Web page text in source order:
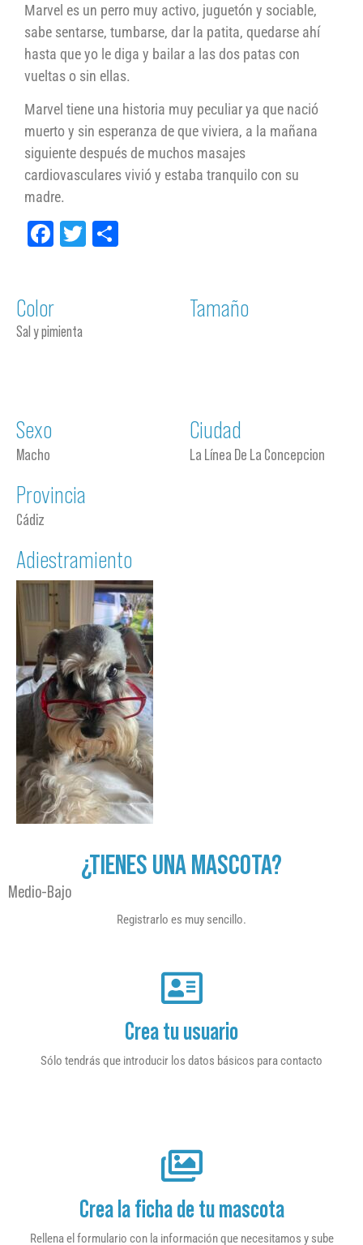
Marvel es un perro muy activo, juguetón y sociable,
sabe sentarse, tumbarse, dar la patita, quedarse ahí
hasta que yo le diga y bailar a las dos patas con
vueltas o sin ellas.
Marvel tiene una historia muy peculiar ya que nació
muerto y sin esperanza de que viviera, a la mañana
siguiente después de muchos masajes
cardiovasculares vivió y estaba tranquilo con su
madre.
Facebook
Twitter
Color
Sal y pimienta
Tamaño
Sexo
Macho
Ciudad
La Línea De La Concepcion
Provincia
Cádiz
Adiestramiento
¿TIENES UNA MASCOTA?
Medio-Bajo
Registrarlo es muy sencillo.
Crea tu usuario
Sólo tendrás que introducir los datos básicos para contacto
Crea la ficha de tu mascota
Rellena el formulario con la información que necesitamos y sube